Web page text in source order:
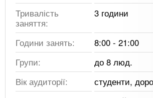
Тривалість
заняття:
3 години
Години занять:
8:00 - 21:00
Групи:
до 8 люд.
Вік аудиторії:
студенти,